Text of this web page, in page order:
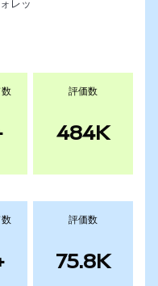
レッ
数 評価数
484K
数 評価数
75.8K